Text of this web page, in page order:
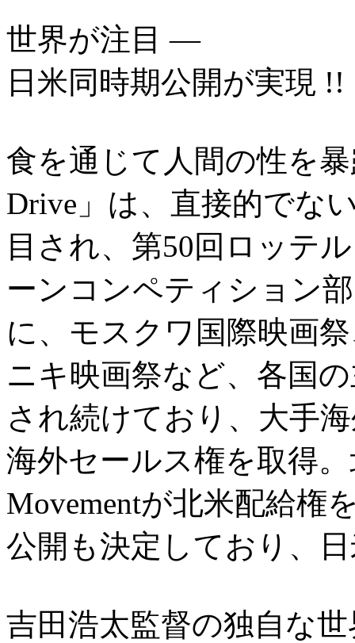
世界が注目 ―
日米同時期公開が実現 !!
食を通じて人間の性を
Drive」は、直接的でな
目され、第50回ロッテ
ーンコンペティション
に、モスクワ国際映画
ニキ映画祭など、各国
され続けており、大手
海外セールス権を取得
Movementが北米配給権
公開も決定しており、
吉田浩太監督の独自な